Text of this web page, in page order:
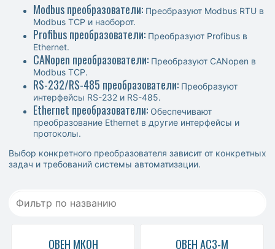
Modbus преобразователи: Преобразуют Modbus RTU в
Modbus TCP и наоборот.
Profibus преобразователи: Преобразуют Profibus в
Ethernet.
CANopen преобразователи: Преобразуют CANopen в
Modbus TCP.
RS-232/RS-485 преобразователи: Преобразуют
интерфейсы RS-232 и RS-485.
Ethernet преобразователи: Обеспечивают
преобразование Ethernet в другие интерфейсы и
протоколы.
Выбор конкретного преобразователя зависит от конкретных
задач и требований системы автоматизации.
ОВЕН МКОН ОВЕН АС3-М